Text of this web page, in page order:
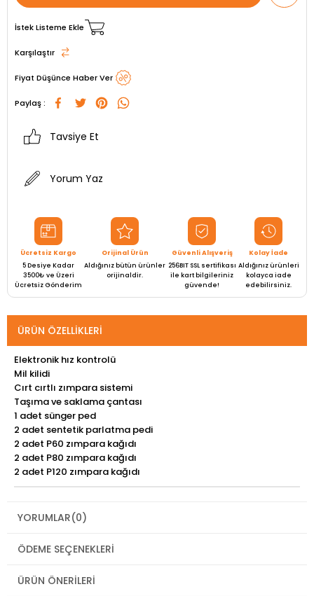
İstek Listeme Ekle
Karşılaştır
Fiyat Düşünce Haber Ver
Paylaş :
Tavsiye Et
Yorum Yaz
Ücretsiz Kargo
5 Desiye Kadar
3500₺ ve Üzeri
Ücretsiz Gönderim
Orijinal Ürün
Aldığınız bütün ürünler
orijinaldir.
Güvenli Alışveriş
256BIT SSL sertifikası
ile kart bilgileriniz
güvende!
Kolay İade
Aldığınız ürünleri
kolayca iade
edebilirsiniz.
ÜRÜN ÖZELLIKLERI
Elektronik hız kontrolü
Mil kilidi
Cırt cırtlı zımpara sistemi
Taşıma ve saklama çantası
1 adet sünger ped
2 adet sentetik parlatma pedi
2 adet P60 zımpara kağıdı
2 adet P80 zımpara kağıdı
2 adet P120 zımpara kağıdı
YORUMLAR(0)
ÖDEME SEÇENEKLERI
ÜRÜN ÖNERILERI